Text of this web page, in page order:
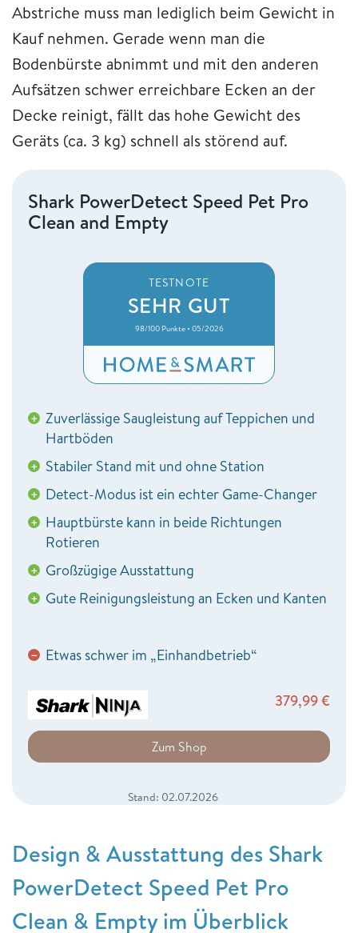
Abstriche muss man lediglich beim Gewicht in
Kauf nehmen. Gerade wenn man die
Bodenbürste abnimmt und mit den anderen
Aufsätzen schwer erreichbare Ecken an der
Decke reinigt, fällt das hohe Gewicht des
Geräts (ca. 3 kg) schnell als störend auf.
Shark PowerDetect Speed Pet Pro
Clean and Empty
TESTNOTE
SEHR GUT
98/100 Punkte • 05/2026
+ Zuverlässige Saugleistung auf Teppichen und
Hartböden
+ Stabiler Stand mit und ohne Station
+ Detect-Modus ist ein echter Game-Changer
+ Hauptbürste kann in beide Richtungen
Rotieren
+ Großzügige Ausstattung
+ Gute Reinigungsleistung an Ecken und Kanten
− Etwas schwer im „Einhandbetrieb“
379,99€
Zum Shop
Stand: 02.07.2026
Design & Ausstattung des Shark
PowerDetect Speed Pet Pro
Clean & Empty im Überblick